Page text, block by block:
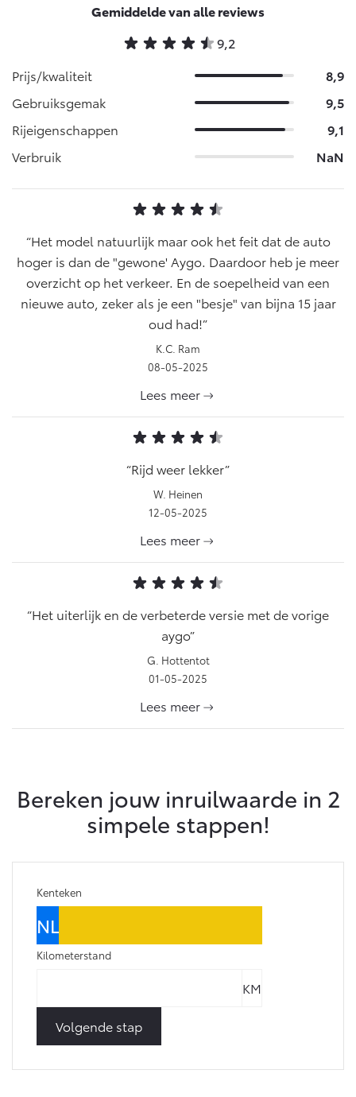
Gemiddelde van alle reviews
9,2
Prijs/kwaliteit
8,9
Gebruiksgemak
9,5
Rijeigenschappen
9,1
Verbruik
NaN
Het model natuurlijk maar ook het feit dat de auto
hoger is dan de "gewone' Aygo. Daardoor heb je meer
overzicht op het verkeer. En de soepelheid van een
nieuwe auto, zeker als je een "besje" van bijna 15 jaar
oud had!
K.C. Ram
08-05-2025
Lees meer
Rijd weer lekker
W. Heinen
12-05-2025
Lees meer
Het uiterlijk en de verbeterde versie met de vorige
aygo
G. Hottentot
01-05-2025
Lees meer
Bereken jouw inruilwaarde in 2
simpele stappen!
Kenteken
Kilometerstand
Volgende stap